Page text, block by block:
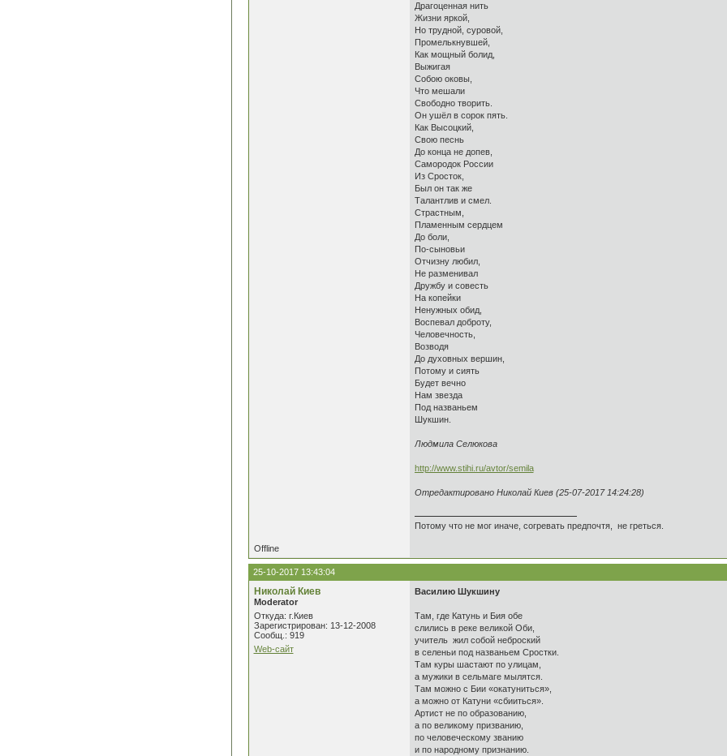
Драгоценная нить
Жизни яркой,
Но трудной, суровой,
Промелькнувшей,
Как мощный болид,
Выжигая
Собою оковы,
Что мешали
Свободно творить.
Он ушёл в сорок пять.
Как Высоцкий,
Свою песнь
До конца не допев,
Самородок России
Из Сросток,
Был он так же
Талантлив и смел.
Страстным,
Пламенным сердцем
До боли,
По-сыновьи
Отчизну любил,
Не разменивал
Дружбу и совесть
На копейки
Ненужных обид,
Воспевал доброту,
Человечность,
Возводя
До духовных вершин,
Потому и сиять
Будет вечно
Нам звезда
Под названьем
Шукшин.
Людмила Селюкова
http://www.stihi.ru/avtor/semila
Отредактировано Николай Киев (25-07-2017 14:24:28)
Потому что не мог иначе, согревать предпочтя, не греться.
Offline
25-10-2017 13:43:04
Николай Киев
Moderator
Откуда: г.Киев
Зарегистрирован: 13-12-2008
Сообщ.: 919
Web-сайт
Василию Шукшину
Там, где Катунь и Бия обе
слились в реке великой Оби,
учитель жил собой неброский
в селеньи под названьем Сростки.
Там куры шастают по улицам,
а мужики в сельмаге мылятся.
Там можно с Бии «окатуниться»,
а можно от Катуни «сбииться».
Артист не по образованию,
а по великому призванию,
по человеческому званию
и по народному признанию.